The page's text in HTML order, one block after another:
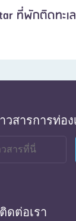
ที่พักติดทะ
สารการท่อง
ติดต่อเรา